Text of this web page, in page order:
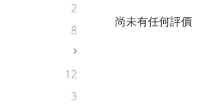
2
8
12
3
尚未有任何評價